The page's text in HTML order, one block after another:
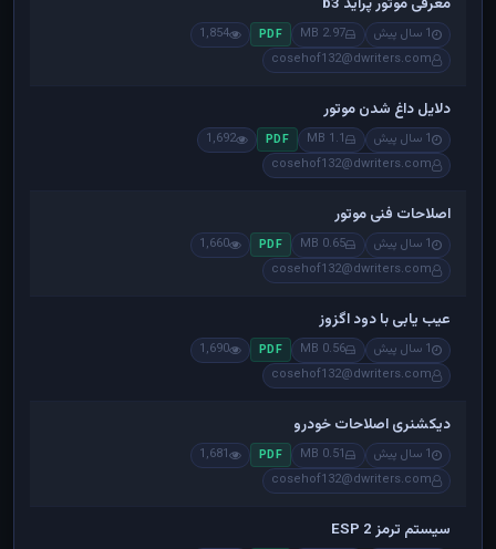
1 سال پیش 2.97 MB
PDF
1,854
cosehof132@dwriters.com
دلایل داغ شدن موتور
1 سال پیش 1.1 MB
PDF
1,692
cosehof132@dwriters.com
اصلاحات فنی موتور
1 سال پیش 0.65 MB
PDF
1,660
cosehof132@dwriters.com
عیب یابی با دود اگزوز
1 سال پیش 0.56 MB
PDF
1,690
cosehof132@dwriters.com
دیکشنری اصلاحات خودرو
1 سال پیش 0.51 MB
PDF
1,681
cosehof132@dwriters.com
سیستم ترمز ESP 2